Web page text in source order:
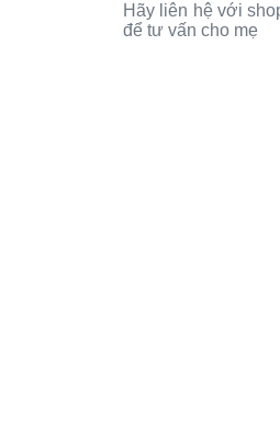
Hãy liên hệ với
để tư vấn cho mẹ